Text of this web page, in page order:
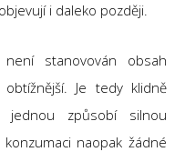
i daleko ​​později.
stanovován obsah
Je tedy klidně
způsobí silnou
naopak žádné